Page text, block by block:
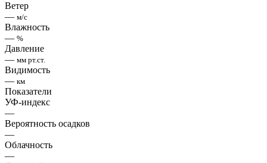
Ветер
— м/с
Влажность
— %
Давление
— мм рт.ст.
Видимость
— км
Показатели
УФ-индекс
—
Вероятность осадков
—
Облачность
—